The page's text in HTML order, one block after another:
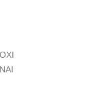
ΟΧΙ
ΝΑΙ